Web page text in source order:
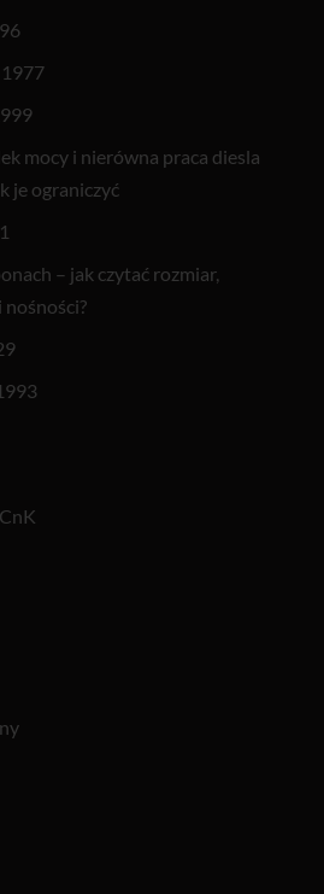
mocy i nierówna praca diesla
je ograniczyć
– jak czytać rozmiar,